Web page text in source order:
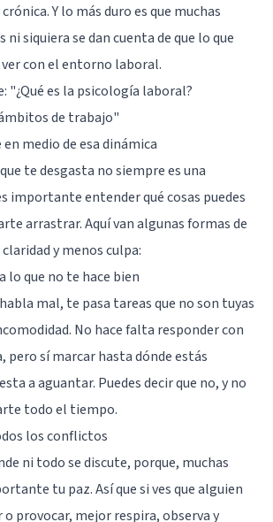
Y lo más duro es que muchas
ni siquiera se dan cuenta de que lo que
con el entorno laboral.
"¿Qué es la psicología laboral?
de trabajo"
medio de esa dinámica
te desgasta no siempre es una
importante entender qué cosas puedes
arrastrar. Aquí van algunas formas de
y menos culpa:
lo que no te hace bien
mal, te pasa tareas que no son tuyas
No hace falta responder con
pero sí marcar hasta dónde estás
a aguantar. Puedes decir que no, y no
todo el tiempo.
los conflictos
ni todo se discute, porque, muchas
tu paz. Así que si ves que alguien
provocar, mejor respira, observa y